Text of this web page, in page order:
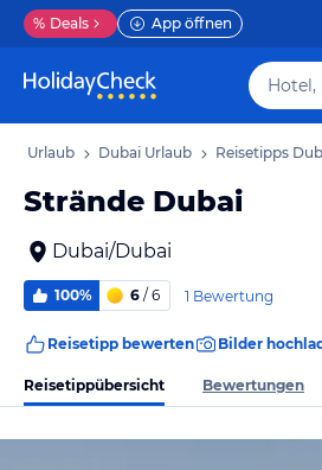
% Deals App öffnen
Urlaub Dubai Urlaub Reisetipps
Strände Dubai
Dubai/Dubai
100% 6 / 6 1 Bewertung
Reisetipp bewerten Bilder
Reisetippübersicht Bewertungen